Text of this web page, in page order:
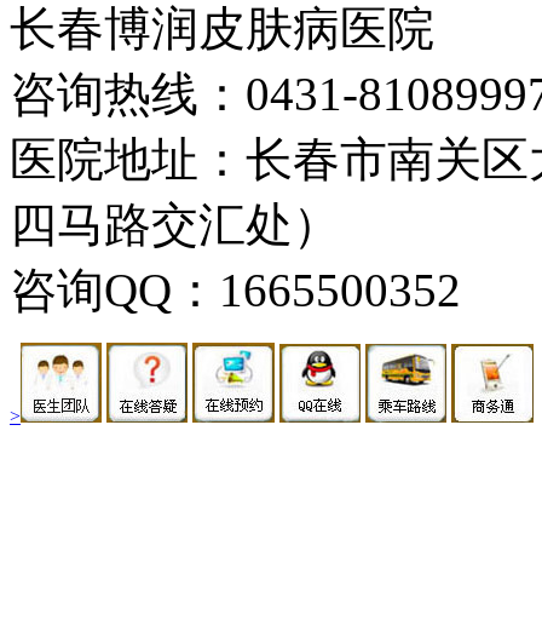
长春博润皮肤病医院
咨询热线：0431-
医院地址：长春市南关
四马路交汇处）
咨询QQ：1665500352
>